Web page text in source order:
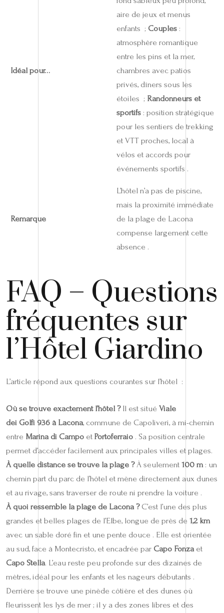
Idéal pour…
aire de jeux et menus
enfants ; Couples:
atmosphère romantique
entre les pins et la mer,
chambres avec patios
privés, dîners sous les
étoiles ; Randonneurs et
sportifs: position stratégique
pour les sentiers de trekking
et VTT proches, local à
vélos et accords pour
événements sportifs .
Remarque
L’hôtel n’a pas de piscine,
mais la proximité immédiate
de la plage de Lacona
compense largement cette
absence .
FAQ – Questions
fréquentes sur
l’Hôtel Giardino
L’article répond aux questions courantes sur l’hôtel :
Où se trouve exactement l’hôtel ?Il est situé Viale
dei Golfi 936 à Lacona, commune de Capoliveri, à mi-chemin
entre Marina di Campo et Portoferraio . Sa position centrale
permet d’accéder facilement aux principales villes et plages.
À quelle distance se trouve la plage ?À seulement 100 m : un
chemin part du parc de l’hôtel et mène directement aux dunes
et au rivage, sans traverser de route ni prendre la voiture .
À quoi ressemble la plage de Lacona ?C’est l’une des plus
grandes et belles plages de l’Elbe, longue de près de 1,2 km
avec un sable doré fin et une pente douce . Elle est orientée
au sud, face à Montecristo, et encadrée par Capo Fonza et
Capo Stella. L’eau reste peu profonde sur des dizaines de
mètres, idéal pour les enfants et les nageurs débutants .
Derrière se trouve une pinède côtière et des dunes où
fleurissent les lys de mer ; il y a des zones libres et des